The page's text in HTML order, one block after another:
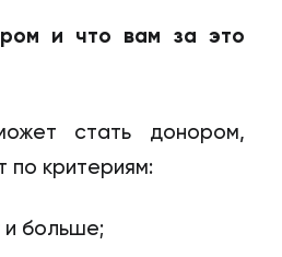
и что вам за это
стать донором,
по критериям:
и больше;